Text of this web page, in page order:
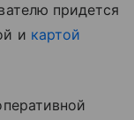
придется
и картой